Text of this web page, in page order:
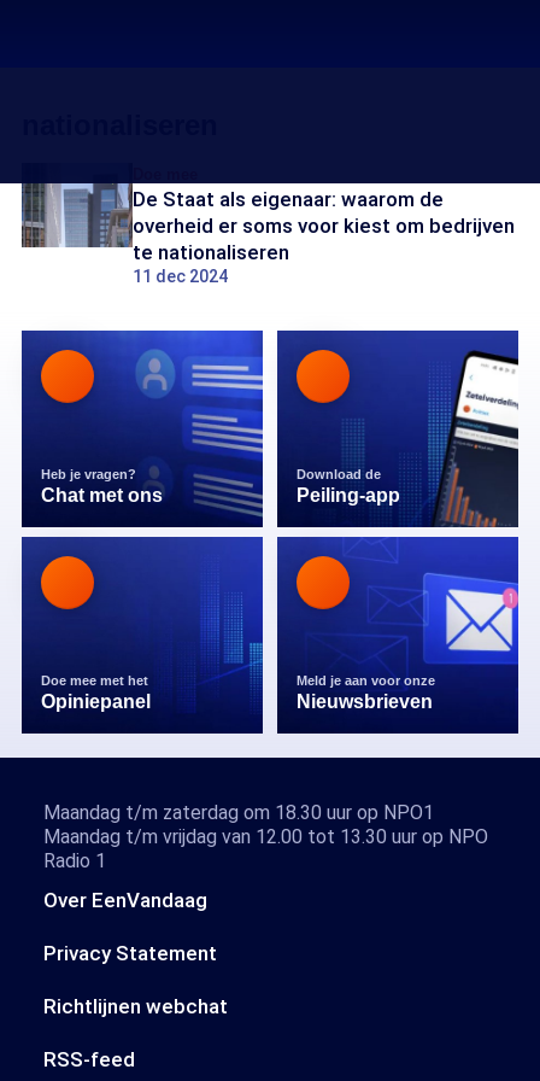
De Staat als eigenaar: waarom de
overheid er soms voor kiest om bedrijven
te nationaliseren
11 dec 2024
Heb je vragen?
Chat met ons
Download de
Peiling-app
Doe mee met het
Opiniepanel
Meld je aan voor onze
Nieuwsbrieven
Over EenVandaag
Privacy Statement
Richtlijnen webchat
RSS-feed
Maandag t/m zaterdag om 18.30 uur op NPO1
Maandag t/m vrijdag van 12.00 tot 13.30 uur op NPO
Radio 1